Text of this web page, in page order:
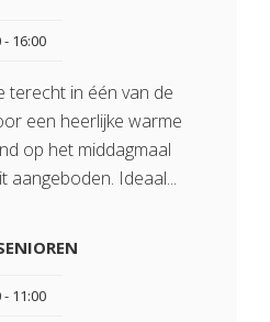
- 16:00
terecht in één van de
een heerlijke warme
op het middagmaal
aangeboden. Ideaal...
- 11:00